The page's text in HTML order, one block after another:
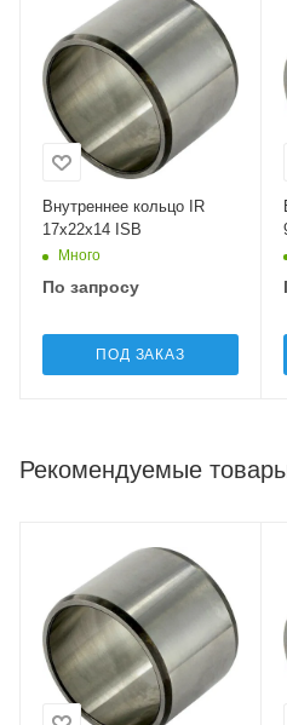
Внутреннее кольцо IR
17x22x14 ISB
Много
По запросу
ПОД ЗАКАЗ
Рекомендуемые